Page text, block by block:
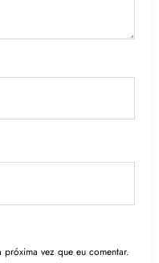
vez que eu comentar.